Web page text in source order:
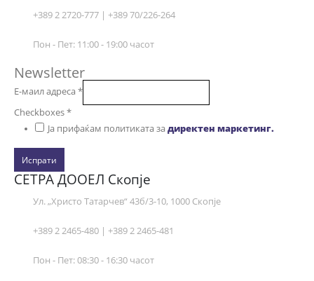
+389 2 2720-777 | +389 70/226-264
Пон - Пет: 11:00 - 19:00 часот
Newsletter
Е-маил адреса*
Checkboxes*
Ја прифаќам политиката задиректен маркетинг.
Испрати
СЕТРА ДООЕЛ Скопје
Ул. „Христо Татарчев“ 43б/3-10, 1000 Скопје
+389 2 2465-480 | +389 2 2465-481
Пон - Пет: 08:30 - 16:30 часот